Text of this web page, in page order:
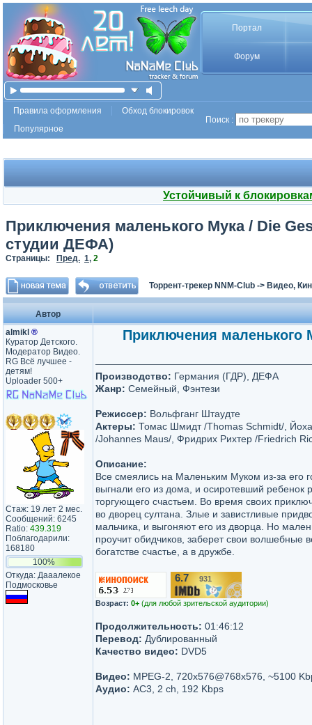
Портал
Форум
Правила оформления
Обход блокировок
Популярное
Поиск :
Устойчивый к
Приключения маленького Мука / Die
студии ДЕФА)
Страницы: Пред. 1, 2
Торрент-трекер NNM-Club -> Видео,
Автор
almikl ®
Куратор Детского.
Модератор Видео.
RG Всё лучшее -
детям!
Uploader 500+
Стаж: 19 лет 2 мес.
Сообщений: 6245
Ratio: 439.319
Поблагодарили:
168180
100%
Откуда: Дааалекое
Подмосковье
Приключения маленького
Производство: Германия (ГДР), ДЕФА
Жанр: Семейный, Фэнтези
Режиссер: Вольфганг Штаудте
Актеры: Томас Шмидт /Thomas Schmidt/,
/Johannes Maus/, Фридрих Рихтер /Friedrich
Описание:
Все смеялись на Маленьким Муком из-за его
выгнали его из дома, и осиротевший ребенок
торгующего счастьем. Во время своих
во дворец султана. Злые и завистливые
мальчика, и выгоняют его из дворца. Но
проучит обидчиков, заберет свои
богатстве счастье, а в дружбе.
6.7 931
Возраст: 0+ (для любой зрительской аудитории)
Продолжительность: 01:46:12
Перевод: Дублированный
Качество видео: DVD5
Видео: MPEG-2, 720x576@768x576, ~5100
Аудио: AC3, 2 ch, 192 Kbps